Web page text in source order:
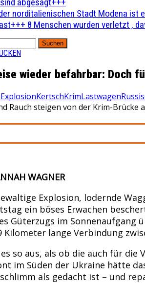
norditalienischen Stadt Modena ist
8 Menschen wurden verletzt ,
wieder befahrbar: Doch
ExplosionKertschKrimLastwagen
Rauch steigen von der Krim-Brücke
WAGNER
Explosion, lodernde
ein böses Erwachen
Güterzugs im Sonnenaufgang
lange Verbindung
so aus, als ob die auch für
im Süden der Ukraine hätte
als gedacht ist – und